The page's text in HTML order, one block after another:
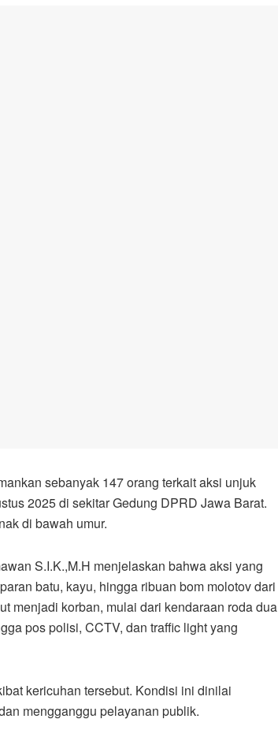
sebanyak 147 orang terkait aksi unjuk
2025 di sekitar Gedung DPRD Jawa Barat.
di bawah umur.
S.I.K.,M.H menjelaskan bahwa aksi yang
batu, kayu, hingga ribuan bom molotov dari
menjadi korban, mulai dari kendaraan roda dua
pos polisi, CCTV, dan traffic light yang
kericuhan tersebut. Kondisi ini dinilai
mengganggu pelayanan publik.